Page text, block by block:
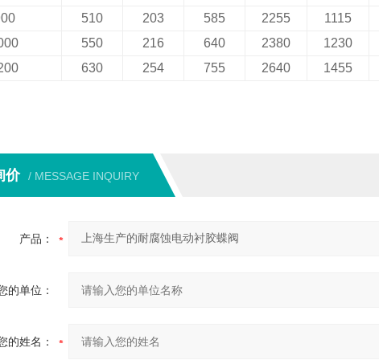
510 203 585 2255 1115
550 216 640 2380 1230
630 254 755 2640 1455
价 / MESSAGE INQUIRY
产品：
的单位：
的姓名：